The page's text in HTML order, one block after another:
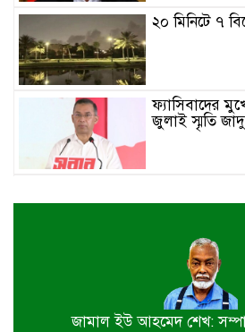
২০ মিনিটে ৭
ফ্যাসিবাদের
জুলাই স্মৃতি
সম্মান দেয়া
৫ আগস্ট
দিন-প্রধানমন্ত্রী
জামাল ইউ আহমেদ শেখ: